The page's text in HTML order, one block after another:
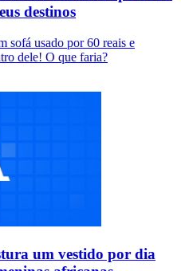
destinos
sofá usado por 60 reais e
dele! O que faria?
um vestido por dia